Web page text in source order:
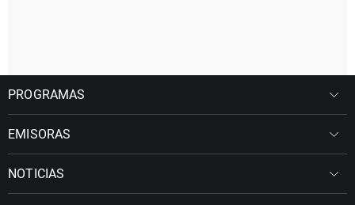
PROGRAMAS
EMISORAS
NOTICIAS